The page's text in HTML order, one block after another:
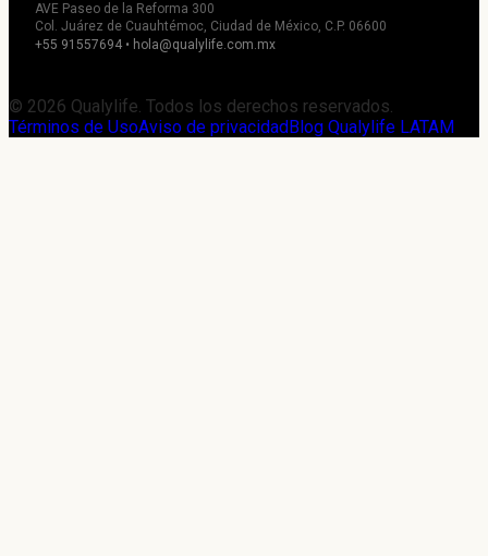
AVE Paseo de la Reforma 300
Col. Juárez de Cuauhtémoc, Ciudad de México, C.P. 06600
+55 91557694 • hola@qualylife.com.mx
© 2026 Qualylife. Todos los derechos reservados.
Términos de UsoAviso de privacidad Blog Qualylife LATAM